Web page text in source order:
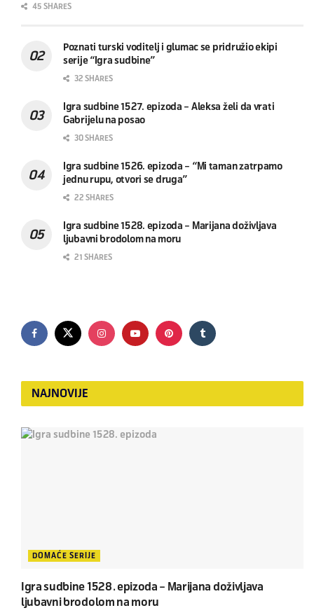
45 SHARES
Poznati turski voditelj i glumac se pridružio ekipi
serije “Igra sudbine”
32 SHARES
Igra sudbine 1527. epizoda – Aleksa želi da vrati
Gabrijelu na posao
30 SHARES
Igra sudbine 1526. epizoda – “Mi taman zatrpamo
jednu rupu, otvori se druga”
22 SHARES
Igra sudbine 1528. epizoda – Marijana doživljava
ljubavni brodolom na moru
21 SHARES
NAJNOVIJE
DOMAĆE SERIJE
Igra sudbine 1528. epizoda – Marijana doživljava
ljubavni brodolom na moru